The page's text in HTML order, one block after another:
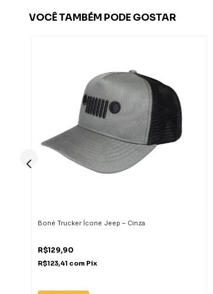
VOCÊ TAMBÉM PODE GOSTAR
Boné Trucker Ícone Jeep – Cinza
R$129,90
R$123,41 com Pix